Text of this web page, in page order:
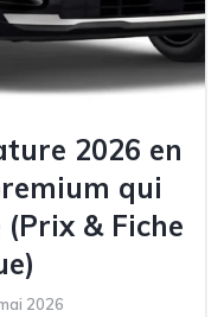
2026 en
qui
& Fiche
2026